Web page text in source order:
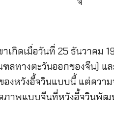
เกิดเมื่อวันที่ 25 ธันวาคม
ลทางตะวันออกของจีน) แ
งหวังอี้จวินแบบนี้ แต่ควา
ดภาพแบบจีนที่หวังอี้จวินพั